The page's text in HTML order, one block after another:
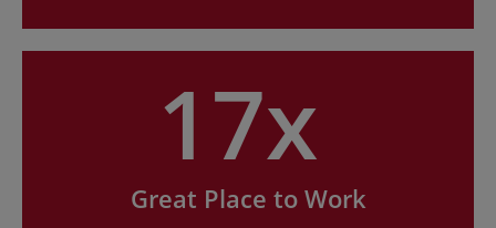
17x
Great Place to Work